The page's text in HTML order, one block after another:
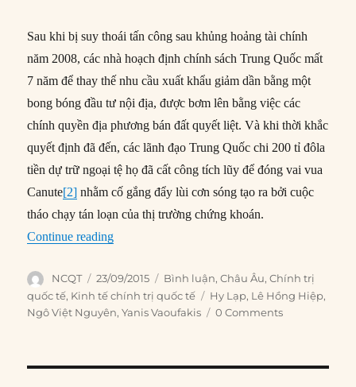
Sau khi bị suy thoái tấn công sau khủng hoảng tài chính
năm 2008, các nhà hoạch định chính sách Trung Quốc mất
7 năm để thay thế nhu cầu xuất khẩu giảm dần bằng một
bong bóng đầu tư nội địa, được bơm lên bằng việc các
chính quyền địa phương bán đất quyết liệt. Và khi thời khắc
quyết định đã đến, các lãnh đạo Trung Quốc chi 200 tỉ đôla
tiền dự trữ ngoại tệ họ đã cất công tích lũy để đóng vai vua
Canute[2] nhằm cố gắng đẩy lùi cơn sóng tạo ra bởi cuộc
tháo chạy tán loạn của thị trường chứng khoán.
Continue reading“Đằng sau cuộc đối đầu giữa Hy Lạp và châu
Author
NCQT
Posted
on
23/09/2015 Categories
Bình luận,Châu Âu,Chính trị
quốc tế, Kinh tế chính trị quốc tế Tags
Hy Lạp, Lê Hồng Hiệp,
Ngô Việt Nguyên,Yanis Vaoufakis 0 Comments